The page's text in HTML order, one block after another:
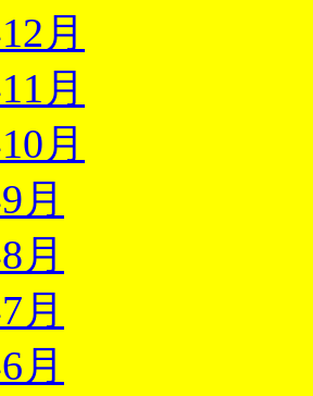
月
月
月
月
月
月
月